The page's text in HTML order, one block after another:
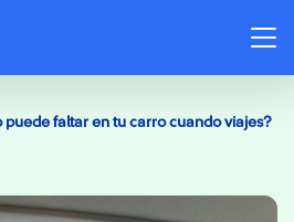
puede faltar en tu carro cuando viajes?